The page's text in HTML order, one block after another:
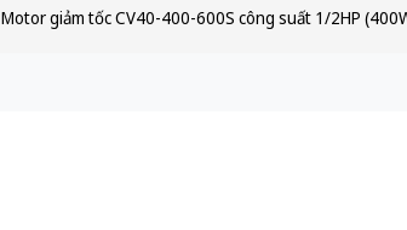
Motor giảm tốc CV40-400-600S công suất 1/2HP